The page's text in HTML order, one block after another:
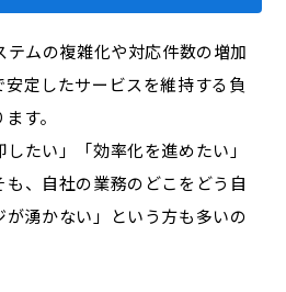
ムの複雑化や対応件数の増加
定したサービスを維持する負
す。
したい」「効率化を進めたい」
、自社の業務のどこをどう自
湧かない」という方も多いの